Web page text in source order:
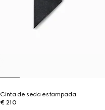
Cinta de seda estampada
€ 210